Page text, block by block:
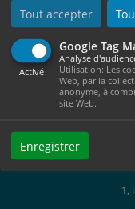
Tout accepter
Google Tag
Activé
Analyse
Utilisation: Les
Web, par la
anonyme, à
site Web.
Enregistrer
1,